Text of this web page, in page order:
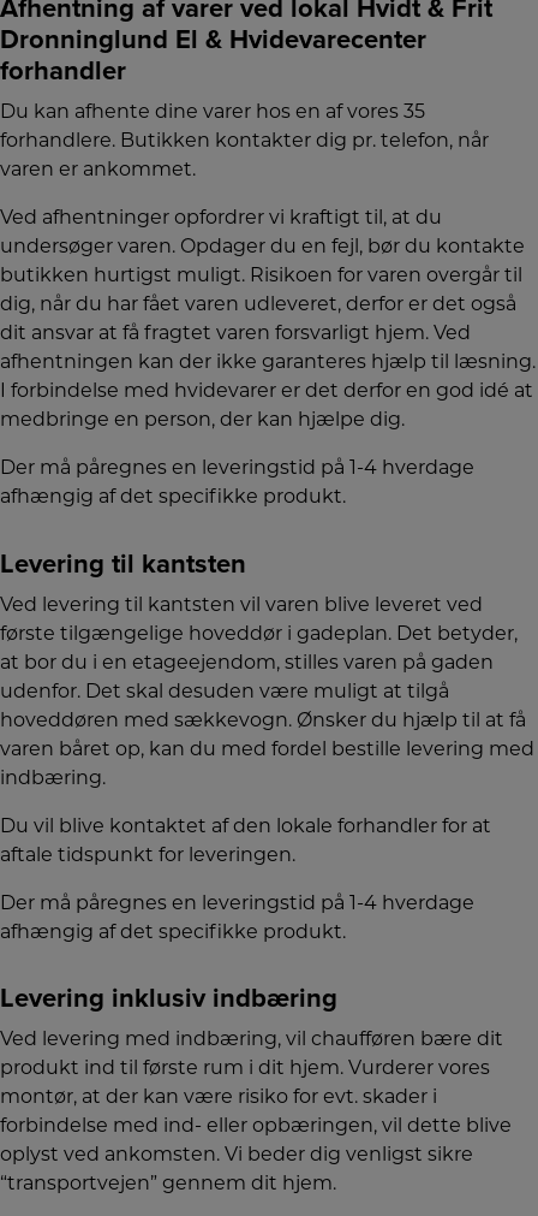
Afhentning af varer ved lokal Hvidt & Frit
Dronninglund El & Hvidevarecenter
forhandler
Du kan afhente dine varer hos en af vores 35
forhandlere. Butikken kontakter dig pr. telefon, når
varen er ankommet.
Ved afhentninger opfordrer vi kraftigt til, at du
undersøger varen. Opdager du en fejl, bør du kontakte
butikken hurtigst muligt. Risikoen for varen overgår til
dig, når du har fået varen udleveret, derfor er det også
dit ansvar at få fragtet varen forsvarligt hjem. Ved
afhentningen kan der ikke garanteres hjælp til læsning.
I forbindelse med hvidevarer er det derfor en god idé at
medbringe en person, der kan hjælpe dig.
Der må påregnes en leveringstid på 1-4 hverdage
afhængig af det specifikke produkt.
Levering til kantsten
Ved levering til kantsten vil varen blive leveret ved
første tilgængelige hoveddør i gadeplan. Det betyder,
at bor du i en etageejendom, stilles varen på gaden
udenfor. Det skal desuden være muligt at tilgå
hoveddøren med sækkevogn. Ønsker du hjælp til at få
varen båret op, kan du med fordel bestille levering med
indbæring.
Du vil blive kontaktet af den lokale forhandler for at
aftale tidspunkt for leveringen.
Der må påregnes en leveringstid på 1-4 hverdage
afhængig af det specifikke produkt.
Levering inklusiv indbæring
Ved levering med indbæring, vil chaufføren bære dit
produkt ind til første rum i dit hjem. Vurderer vores
montør, at der kan være risiko for evt. skader i
forbindelse med ind- eller opbæringen, vil dette blive
oplyst ved ankomsten. Vi beder dig venligst sikre
“transportvejen” gennem dit hjem.